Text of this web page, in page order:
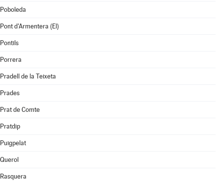
Poboleda
Pont d'Armentera (El)
Pontils
Porrera
Pradell de la Teixeta
Prades
Prat de Comte
Pratdip
Puigpelat
Querol
Rasquera